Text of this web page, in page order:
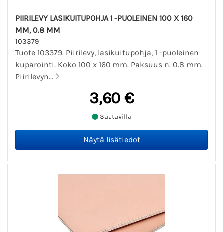
PIIRILEVY LASIKUITUPOHJA 1 -PUOLEINEN 100 X 160
MM, 0.8 MM
103379
Tuote 103379. Piirilevy, lasikuitupohja, 1 -puoleinen
kuparointi. Koko 100 x 160 mm. Paksuus n. 0.8 mm.
Piirilevyn...
3,60 €
Saatavilla